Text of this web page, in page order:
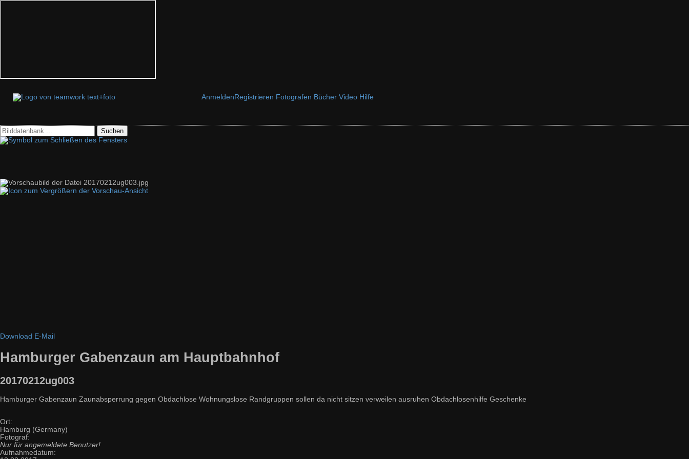
Anmelden Registrieren Fotografen Bücher Video Hilfe
Suchen
Download E-Mail
Hamburger Gabenzaun am Hauptbahnhof
20170212ug003
Hamburger Gabenzaun Zaunabsperrung gegen Obdachlose Wohnungslose Randgruppen sollen da nicht sitzen verweilen ausruhen Obdachlosenhilfe Geschenke
Ort:
Hamburg (Germany)
Fotograf:
Nur für angemeldete Benutzer!
Aufnahmedatum: